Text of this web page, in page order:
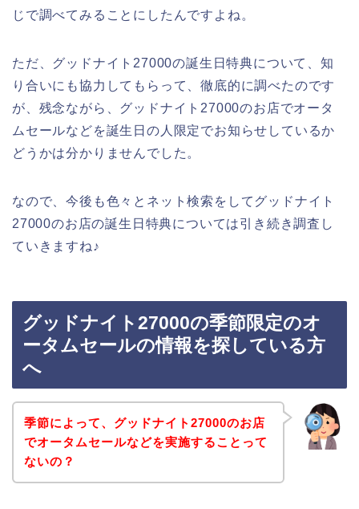
じで調べてみることにしたんですよね。
ただ、グッドナイト27000の誕生日特典について、知
り合いにも協力してもらって、徹底的に調べたのです
が、残念ながら、グッドナイト27000のお店でオータ
ムセールなどを誕生日の人限定でお知らせしているか
どうかは分かりませんでした。
なので、今後も色々とネット検索をしてグッドナイト
27000のお店の誕生日特典については引き続き調査し
ていきますね♪
グッドナイト27000の季節限定のオ
ータムセールの情報を探している方
へ
季節によって、グッドナイト27000のお店
でオータムセールなどを実施することって
ないの？